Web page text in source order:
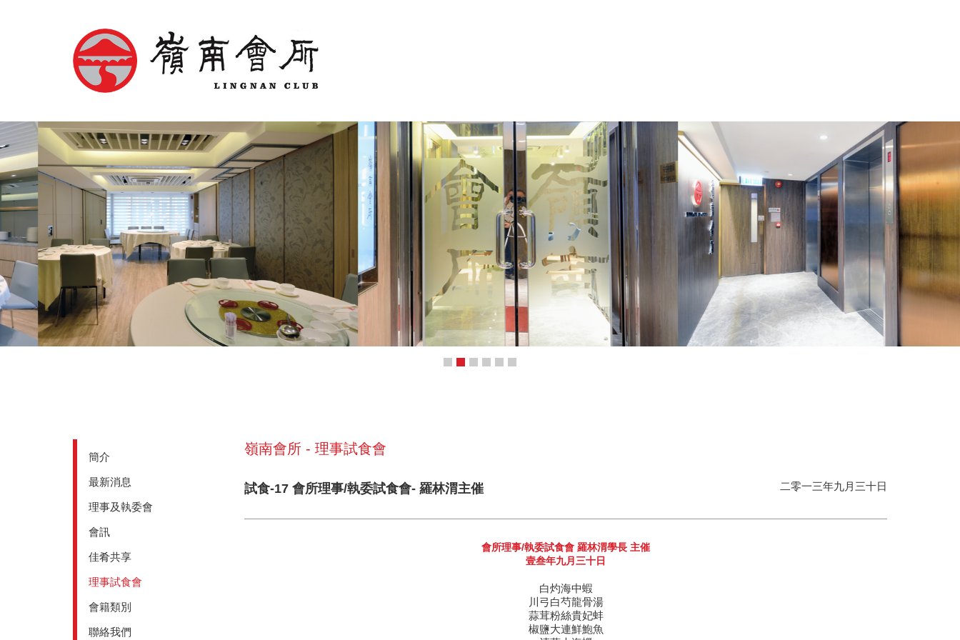
簡介
最新消息
理事及執委會
會訊
佳肴共享
理事試食會
會籍類別
聯絡我們
嶺南會所 - 理事試食會
試食-17 會所理事/執委試食會- 羅林渭主催 二零一三年九月三十日
會所理事/執委試食會 羅林渭學長 主催
壹叁年九月三十日
白灼海中蝦
川弓白芍龍骨湯
蒜茸粉絲貴妃蚌
椒鹽大連鮮鮑魚